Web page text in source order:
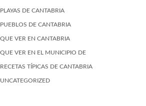
PLAYAS DE CANTABRIA
PUEBLOS DE CANTABRIA
QUE VER EN CANTABRIA
QUE VER EN EL MUNICIPIO DE
RECETAS TÍPICAS DE CANTABRIA
UNCATEGORIZED